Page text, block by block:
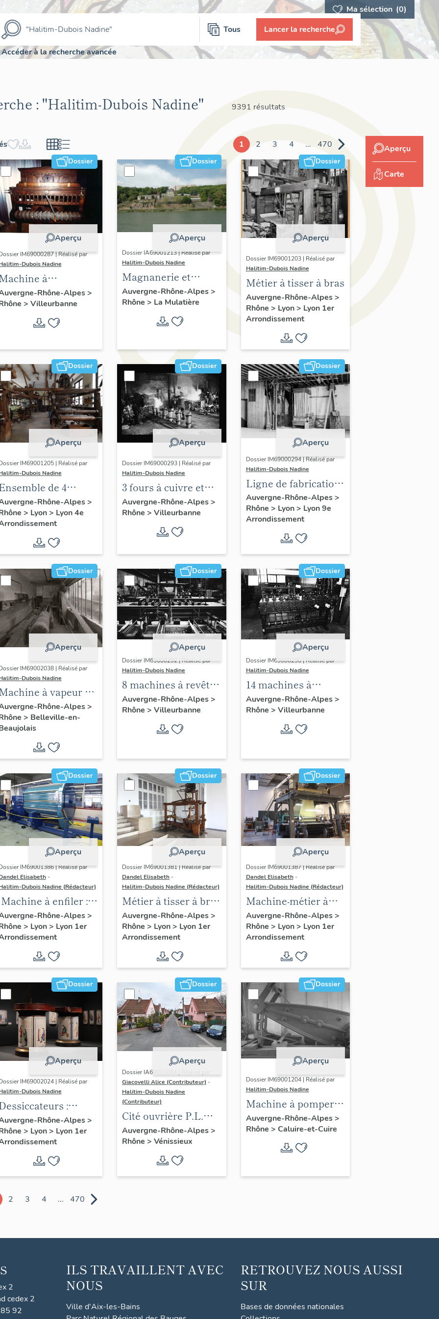
Ma sélection (0)
Tous Lancer la recherche
Accéder à la recherche avancée
: "Halitim-Dubois Nadine" 9391 résultats
1 2 3 4 ... 470
Dossier
Aperçu
IM69000287 | Réalisé par
Dubois Nadine
à
machine
enrubanner une
lame d'or ou d'argent
sur un fil textile
dit rouet à
DLMI
Rhône-Alpes>
> Villeurbanne
Dossier
Aperçu
Dossier IA69001213 | Réalisé par
Halitim-Dubois Nadine
Magnanerie et
conservatoire de
mûriers dite Unité
Nationale Séricicole
Auvergne-Rhône-Alpes>
Rhône > La Mulatière
Dossier
Aperçu
Dossier IM69001203 | Réalisé par
Halitim-Dubois Nadine
Métier à tisser à bras
Auvergne-Rhône-Alpes>
Rhône > Lyon> Lyon 1er
Arrondissement
Dossier
Aperçu
IM69001205 | Réalisé par
Dubois Nadine
de 4
à tisser à
et matériel
de l'atelier
Mattelon
Rhône-Alpes>
> Lyon> Lyon 4e
Dossier
Aperçu
Dossier IM69000293 | Réalisé par
Halitim-Dubois Nadine
3 fours à cuivre et
four à or dit four à
jaunir de l'usine
Dorures Luois
Mathieu Industrie
Auvergne-Rhône-Alpes>
Rhône > Villeurbanne
Dossier
Aperçu
Dossier IM69000294 | Réalisé par
Halitim-Dubois Nadine
Ligne de fabrication
de la semoule : 7
machines à broyer, 3
machines à séparer
Auvergne-Rhône-Alpes>
Rhône > Lyon> Lyon 9e
Arrondissement
Dossier
Aperçu
IM69002038 | Réalisé par
Dubois Nadine
à vapeur de
société Roux
Rhône-Alpes>
> Belleville-en-
Dossier
Aperçu
Dossier IM69000292 | Réalisé par
Halitim-Dubois Nadine
8 machines à revêtir
par dépôt ; 12
machines à étirer
par filière ; 23
dissoudre ; 2
machines à séparer
chimiquement ;
machine à contrôler
la quantité de l'usine
Dorures Louis
Mathieu Industrie
Auvergne-Rhône-Alpes>
Rhône > Villeurbanne
Dossier
Aperçu
Dossier IM69000290 | Réalisé par
Halitim-Dubois Nadine
14 machines à
laminer, 8 machines
à entrelacer,
machine à meuler de
l'usine Dorures
Auvergne-Rhône-Alpes>
Rhône > Villeurbanne
Dossier
Aperçu
IM69001386 | Réalisé par
Elisabeth -
Dubois Nadine (Rédacteur)
Machine à enfiler :
horizontal
Rhône-Alpes>
> Lyon> Lyon 1er
Dossier
Aperçu
Dossier IM69001381 | Réalisé par
Dandel Elisabeth -
Halitim-Dubois Nadine (Rédacteur)
Métier à tisser à bras
pour la soie
Auvergne-Rhône-Alpes>
Rhône > Lyon> Lyon 1er
Arrondissement
Dossier
Aperçu
Dossier IM69001387 | Réalisé par
Dandel Elisabeth -
Halitim-Dubois Nadine (Rédacteur)
Machine-métier à
tisser à lancés de
marque Somet
Auvergne-Rhône-Alpes>
Rhône > Lyon> Lyon 1er
Arrondissement
Dossier
Aperçu
IM69002024 | Réalisé par
Dubois Nadine
:
à
la soie
Rhône-Alpes>
> Lyon> Lyon 1er
Dossier
Aperçu
Dossier IA69001684 | Réalisé par
Giacovelli Alice (Contributeur) -
Halitim-Dubois Nadine
(Contributeur)
Cité ouvrière P.L.M.
Les Cigognes
Auvergne-Rhône-Alpes>
Rhône > Vénissieux
Dossier
Aperçu
Dossier IM69001204 | Réalisé par
Halitim-Dubois Nadine
Machine à pomper
dite pompe de
Cormouailles
Auvergne-Rhône-Alpes>
Rhône > Caluire-et-Cuire
2 3 4 ... 470
Aperçu
Carte
2
cedex 2
92
ILS TRAVAILLENT AVEC
NOUS
Ville d'Aix-les-Bains
RETROUVEZ NOUS AUSSI
SUR
Bases de données nationales